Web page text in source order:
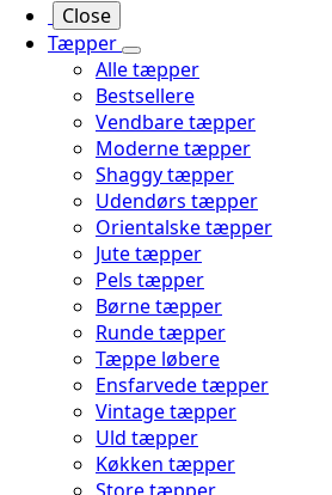
Close
Tæpper
Alle tæpper
Bestsellere
Vendbare tæpper
Moderne tæpper
Shaggy tæpper
Udendørs tæpper
Orientalske tæpper
Jute tæpper
Pels tæpper
Børne tæpper
Runde tæpper
Tæppe løbere
Ensfarvede tæpper
Vintage tæpper
Uld tæpper
Køkken tæpper